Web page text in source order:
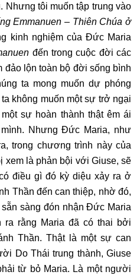
Nhưng tôi muốn tập trung vào
Emmanuen – Thiên Chúa ở
kinh nghiệm của Đức Maria
đến trong cuộc đời các
đảo lộn toàn bộ đời sống bình
ta mong muốn dự phóng
không muốn một sự trở ngại
sự hoàn thành thật êm ái
Nhưng Đức Maria, như
trong chương trình này của
xem là phản bội với Giuse, sẽ
điều gì đó kỳ diệu xảy ra ở
Thần đến can thiệp, nhờ đó,
sàng đón nhận Đức Maria
ra rằng Maria đã có thai bởi
Thần. Thật là một sự can
Do Thái trung thành, Giuse
từ bỏ Maria. Là một người